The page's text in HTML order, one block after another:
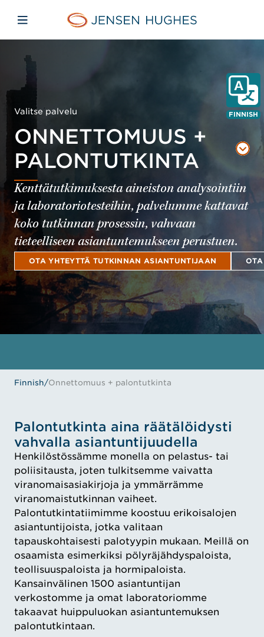
Jensen Hughes Finnish
Avaa mobiilinavigaatio
FINNISH
Valitse palvelu
ONNETTOMUUS +
PALONTUTKINTA
Kenttätutkimuksesta aineiston analysointiin
ja laboratoriotesteihin, palvelumme kattavat
koko tutkinnan prosessin, vahvaan
tieteelliseen asiantuntemukseen perustuen.
OTA YHTEYTTÄ TUTKINNAN ASIANTUNTIJAAN
Finnish/Onnettomuus + palontutkinta
Palontutkinta aina räätälöidysti
vahvalla asiantuntijuudella
Henkilöstössämme monella on pelastus- tai
poliisitausta, joten tulkitsemme vaivatta
viranomaisasiakirjoja ja ymmärrämme
viranomaistutkinnan vaiheet.
Palontutkintatiimimme koostuu erikoisalojen
asiantuntijoista, jotka valitaan
tapauskohtaisesti palotyypin mukaan. Meillä on
osaamista esimerkiksi pölyräjähdyspaloista,
teollisuuspaloista ja hormipaloista.
Kansainvälinen 1500 asiantuntijan
verkostomme ja omat laboratoriomme
takaavat huippuluokan asiantuntemuksen
palontutkintaan.